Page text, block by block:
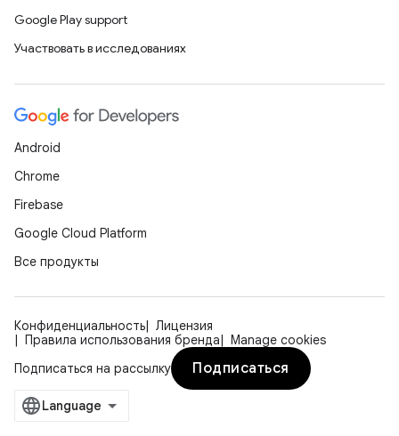
Google Play support
Участвовать в исследованиях
Android
Chrome
Firebase
Google Cloud Platform
Все продукты
Конфиденциальность
Лицензия
Правила использования бренда
Manage cookies
Подписаться на рассылку
Подписаться